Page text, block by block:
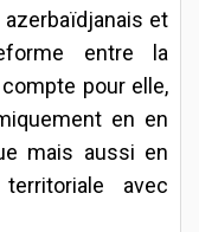
et
entre la
pour elle,
en en
mais aussi en
avec